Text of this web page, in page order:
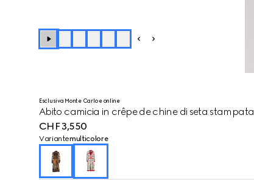
Esclusiva Monte Carlo e online
Abito camicia in crêpe de chine di seta stampata
CHF 3,550
Variantemulticolore